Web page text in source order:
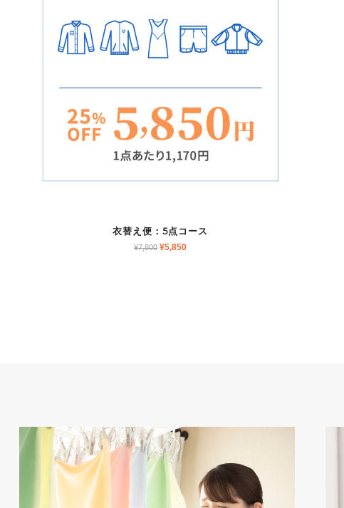
衣替え便：5点コース
¥7,800 ¥5,850